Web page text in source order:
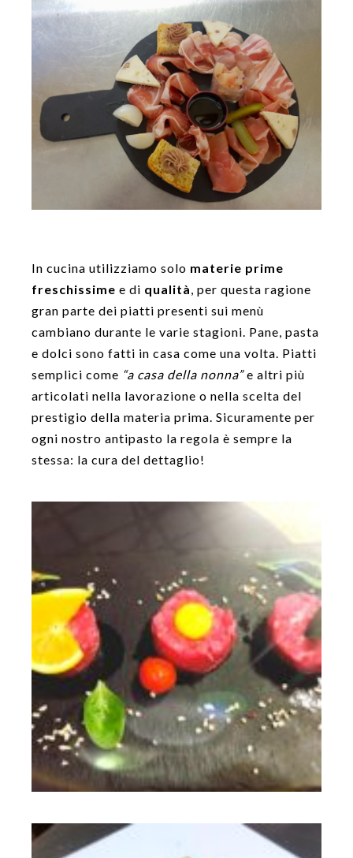
In cucina utilizziamo solo materie prime
freschissime e di qualità, per questa ragione
gran parte dei piatti presenti sui menù
cambiano durante le varie stagioni. Pane, pasta
e dolci sono fatti in casa come una volta. Piatti
semplici come “a casa della nonna”e altri più
articolati nella lavorazione o nella scelta del
prestigio della materia prima. Sicuramente per
ogni nostro antipasto la regola è sempre la
stessa: la cura del dettaglio!